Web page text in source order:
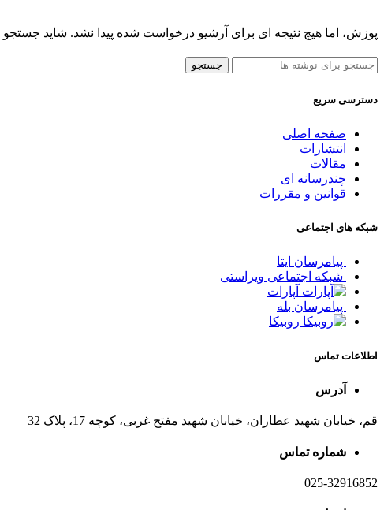
پوزش، اما هیچ نتیجه ای برای آرشیو درخواست شده پیدا نشد. شاید
جستجو
دسترسی سریع
صفحه اصلی
انتشارات
مقالات
چندرسانه ای
قوانین و مقررات
شبکه های اجتماعی
پیامرسان ایتا
شبکه اجتماعی ویراستی
آپارات
پیامرسان بله
روبیکا
اطلاعات تماس
آدرس
قم، خیابان شهید عطاران، خیابان شهید مفتح غربی، کوچه 17، پلاک 32
شماره تماس
025-32916852